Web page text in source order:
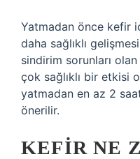
Yatmadan önce kefir
daha sağlıklı
sindirim sorunları
çok sağlıklı bir etkisi
yatmadan en az 2
önerilir.
KEFIR NE